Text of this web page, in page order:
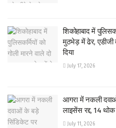
शिकोहाबाद में
मुठभेड़ में ढेर, एडीजी
दिया
July 17, 2026
आगरा में नकली
लाइसेंस रद्द, 14 थोक
July 11, 2026